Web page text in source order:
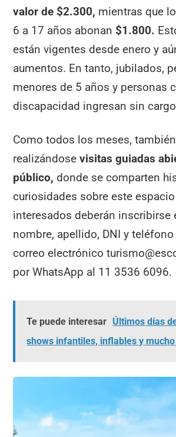
valor de $2.300, mientras que
6 a 17 años abonan $1.800.
están vigentes desde enero y
aumentos. En tanto, jubilados,
menores de 5 años y personas
discapacidad ingresan sin
Como todos los meses,
realizándose visitas guiadas
público, donde se comparten
curiosidades sobre este
interesados deberán inscribirse
nombre, apellido, DNI y
correo electrónico
por WhatsApp al 11 3536 6096.
Te puede interesar Últimos días
shows infantiles, inflables y